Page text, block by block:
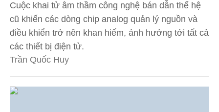
Cuộc khai tử âm thầm công nghệ bán dẫn thế hệ
cũ khiến các dòng chip analog quản lý nguồn và
điều khiển trở nên khan hiếm, ảnh hưởng tới tất cả
các thiết bị điện tử.
Trần Quốc Huy